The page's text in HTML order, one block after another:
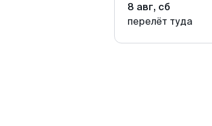
8 авг, сб
перелёт туда